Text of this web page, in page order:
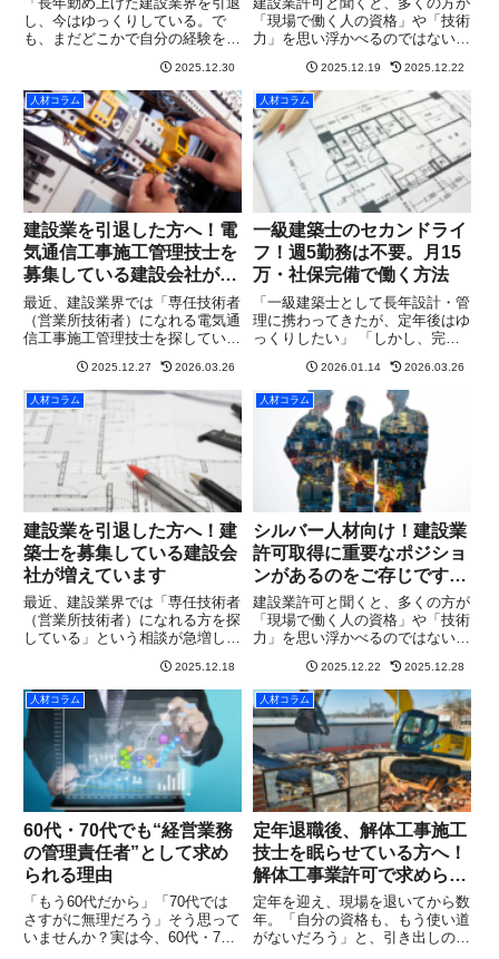
し、今はゆっくりしている。で
も、まだどこかで自分の経験を役
な大先輩方へ。今、建設業界で
は、あなたの「名前」と「歩んで
きた歴史」を、喉から手が出るほ
ど必要としている若手社長たちが
い...
2025.12.30
「現場で働く人の資格」や「技術
力」を思い浮かべるのではないで
すが、実は建設業許可を根本から
支えているのは、人に関する要件
です。その中でも特に重要なの
が、「経営業務の管理責任者（経
管...
2025.12.19 2025.12.22
人材コラム
建設業を引退した方へ！電
気通信工事施工管理技士を
募集している建設会社が増
えています
最近、建設業界では「専任技術者
（営業所技術者）になれる電気通
信工事施工管理技士を探してい
す。実際にウィルホープ行政書士
事務所にも、有資格者が引退して
しまった有資格者が見つからず建
設業許可が取れない許可更新や業
種追...
2025.12.27 2026.03.26
人材コラム
一級建築士のセカンドライ
フ！週5勤務は不要。月15
万・社保完備で働く方法
​「一級建築士として長年設計・管
理に携わってきたが、定年後はゆ
っくりしたい」 「しかし、完全
との繋がりが切れるようで寂し
い」 「かといって、週5日フルタ
イムで現場や事務所に縛られるの
は体力的にもう厳しい」今、そ...
2026.01.14 2026.03.26
人材コラム
建設業を引退した方へ！建
築士を募集している建設会
社が増えています
最近、建設業界では「専任技術者
（営業所技術者）になれる方を探
している」という相談が急増して
書士事務所にも、有資格者が引退
してしまった有資格者が見つから
ず建設業許可が取れない許可更新
や業種追加の直前で専技不足が
判...
2025.12.18
人材コラム
シルバー人材向け！建設業
許可取得に重要なポジショ
ンがあるのをご存じです
か？
建設業許可と聞くと、多くの方が
「現場で働く人の資格」や「技術
力」を思い浮かべるのではないで
すが、実は建設業許可を根本から
支えているのは、人に関する要件
です。その中でも特に重要なの
が、「経営業務の管理責任者（経
管...
2025.12.22 2025.12.28
人材コラム
60代・70代でも“経営業務
の管理責任者”として求め
られる理由
「もう60代だから」「70代では
さすがに無理だろう」そう思って
いませんか？実は今、60代・70
人材コラム
定年退職後、解体工事施工
技士を眠らせている方へ！
解体工事業許可で求められ
ているわけ
​定年を迎え、現場を退いてから数
年。「自分の資格も、もう使い道
がないだろう」と、引き出しの奥